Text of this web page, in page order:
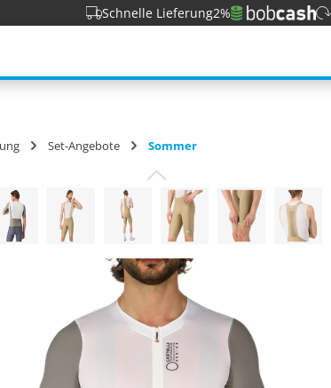
springen
Schnelle Lieferung2%
Set-Angebote Sommer